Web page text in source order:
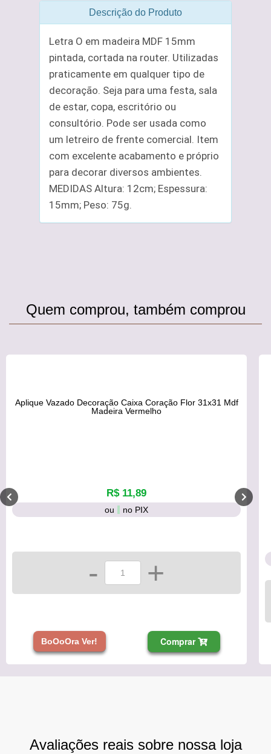
Descrição do Produto
Letra O em madeira MDF 15mm
pintada, cortada na router. Utilizadas
praticamente em qualquer tipo de
decoração. Seja para uma festa, sala
de estar, copa, escritório ou
consultório. Pode ser usada como
um letreiro de frente comercial. Item
com excelente acabamento e próprio
para decorar diversos ambientes.
MEDIDAS Altura: 12cm; Espessura:
15mm; Peso: 75g.
Quem comprou, também comprou
Aplique Vazado Decoração Caixa Coração Flor 31x31 Mdf
Madeira Vermelho
R$ 11,89
ou no PIX
- +
BoOoOra Ver! Comprar
Avaliações reais sobre nossa loja